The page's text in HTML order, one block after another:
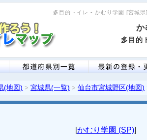
多目的トイレ - かむり学園 [宮城
か
多目的
(地図) > 宮城県(一覧) > 仙台市宮城野区(地図)
[かむり学園 (SP)